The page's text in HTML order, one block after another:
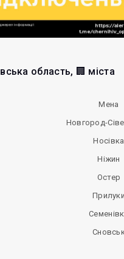
область, 🏢 міста
Мена
Новгород-
Носівка
Ніжин
Остер
Прилуки